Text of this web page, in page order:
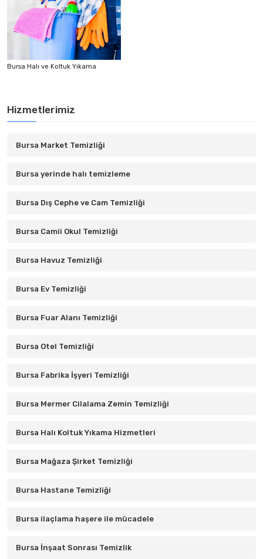
Bursa Halı ve Koltuk Yıkama
Hizmetlerimiz
Bursa Market Temizliği
Bursa yerinde halı temizleme
Bursa Dış Cephe ve Cam Temizliği
Bursa Camii Okul Temizliği
Bursa Havuz Temizliği
Bursa Ev Temizliği
Bursa Fuar Alanı Temizliği
Bursa Otel Temizliği
Bursa Fabrika İşyeri Temizliği
Bursa Mermer Cilalama Zemin Temizliği
Bursa Halı Koltuk Yıkama Hizmetleri
Bursa Mağaza Şirket Temizliği
Bursa Hastane Temizliği
Bursa ilaçlama haşere ile mücadele
Bursa İnşaat Sonrası Temizlik